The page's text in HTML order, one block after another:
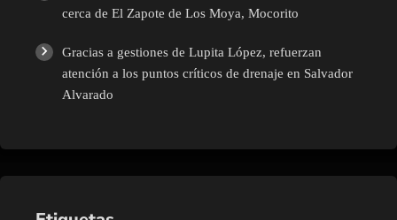
cerca de El Zapote de Los Moya, Mocorito
Gracias a gestiones de Lupita López, refuerzan
atención a los puntos críticos de drenaje en Salvador
Alvarado